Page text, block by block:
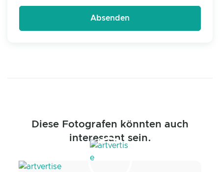
Diese Fotografen könnten auch
interessant sein.